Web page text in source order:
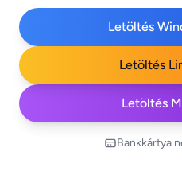
Letöltés
Letöltés
Letöltés
Bankkártya